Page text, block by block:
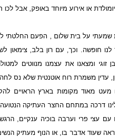
או אירוע מיוחד באופק, אבל
שמעתי על בית שלום , הפעם החלטתי
לנו חופשה. וכך, עם רון בלב, צימאון
זוגי ומצאנו את עצמנו מנווטים
עדין משמרת רוח אוטנטית שלא נס
מעט מאוד מקומות בארץ הראויים
דרכה במתחם החצר העתיקה
עם עצי פרי וערבה בוכיה ענקיים,
שעוד אדבר בו, או הנוף מעתיק